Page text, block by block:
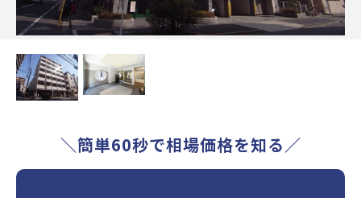
＼簡単60秒で相場価格を知る／